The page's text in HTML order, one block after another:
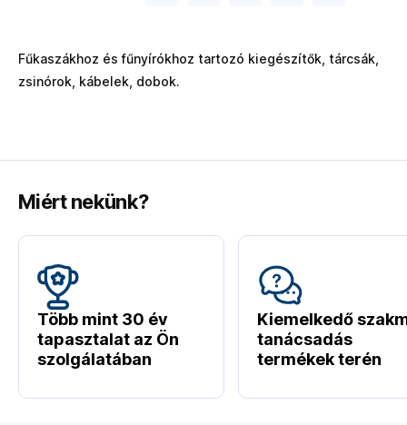
Fűkaszákhoz és fűnyírókhoz tartozó kiegészítők, tárcsák,
zsinórok, kábelek, dobok.
Miért nekünk?
Több mint 30 év
tapasztalat az Ön
szolgálatában
Kiemelkedő
tanácsadás
termékek terén